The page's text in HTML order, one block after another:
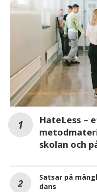
HateLess –
skolan och
Satsar på
dans